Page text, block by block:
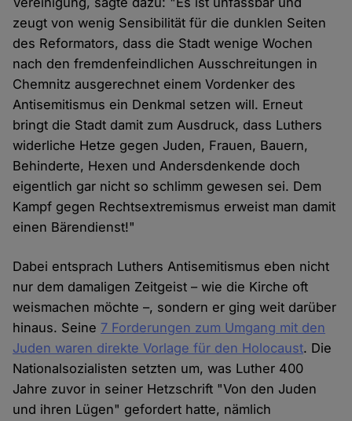
zeugt von wenig Sensibilität für die dunklen Seiten
des Reformators, dass die Stadt wenige Wochen
nach den fremdenfeindlichen Ausschreitungen in
Chemnitz ausgerechnet einem Vordenker des
Antisemitismus ein Denkmal setzen will. Erneut
bringt die Stadt damit zum Ausdruck, dass Luthers
widerliche Hetze gegen Juden, Frauen, Bauern,
Behinderte, Hexen und Andersdenkende doch
eigentlich gar nicht so schlimm gewesen sei. Dem
Kampf gegen Rechtsextremismus erweist man damit
einen Bärendienst!"
Dabei entsprach Luthers Antisemitismus eben nicht
nur dem damaligen Zeitgeist – wie die Kirche oft
weismachen möchte –, sondern er ging weit darüber
hinaus. Seine 7 Forderungen zum Umgang mit den
Juden waren direkte Vorlage für den Holocaust. Die
Nationalsozialisten setzten um, was Luther 400
Jahre zuvor in seiner Hetzschrift "Von den Juden
und ihren Lügen" gefordert hatte, nämlich